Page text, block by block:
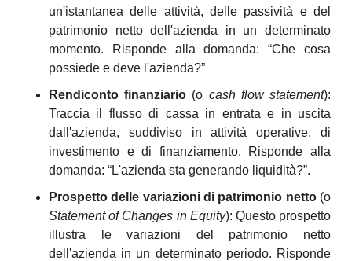
un'istantanea delle attività, delle passività e del
patrimonio netto dell'azienda in un determinato
momento. Risponde alla domanda: “Che cosa
possiede e deve l'azienda?”
Rendiconto finanziario (o cash flow statement):
Traccia il flusso di cassa in entrata e in uscita
dall'azienda, suddiviso in attività operative, di
investimento e di finanziamento. Risponde alla
domanda: “L'azienda sta generando liquidità?”.
Prospetto delle variazioni di patrimonio netto
Statement of Changes in Equity): Questo prospetto
illustra le variazioni del patrimonio netto
dell'azienda in un determinato periodo. Risponde